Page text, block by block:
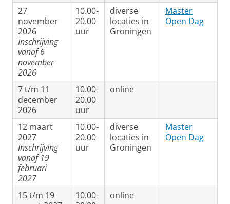
27
november
2026
Inschrijving
vanaf 6
november
2026
10.00-
20.00
uur
diverse
locaties in
Groningen
Master
Open Dag
7 t/m 11
december
2026
10.00-
20.00
uur
online
12 maart
2027
Inschrijving
vanaf 19
februari
2027
10.00-
20.00
uur
diverse
locaties in
Groningen
Master
Open Dag
15 t/m 19
10.00-
online